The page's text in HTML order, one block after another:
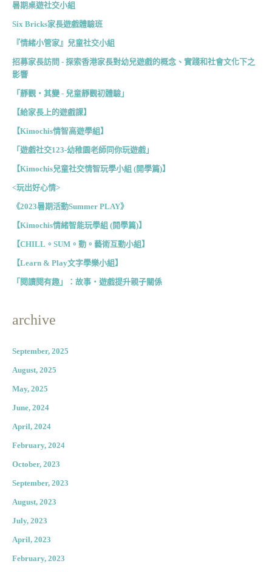
暑期桌遊社交小組
Six Bricks家長遊戲體驗班
『情緒小管家』兒童社交小組
招募家長訪問 - 探索香港家長對幼兒遊戲的概念、實踐和社會文化下之
影響
「靜觀‧其變 - 兒童靜觀初體驗」
【給家長上的遊戲課】
【Kimochis情智高遊學組】
「遊戲社交123-幼稚園老師同你玩遊戲」
【Kimochis兒童社交情智玩學小組 (開學篇)】
<玩出好心情>
《2023暑期活動Summer PLAY》
【Kimochis情緒智能玩學組 (開學篇)】
【CHILL。SUM。動。藝術互動小組】
【Learn & Play文字學樂小組】
「閱讀閱有趣」：故事・遊戲提升親子關係
archive
September, 2025
August, 2025
May, 2025
June, 2024
April, 2024
February, 2024
October, 2023
September, 2023
August, 2023
July, 2023
April, 2023
February, 2023